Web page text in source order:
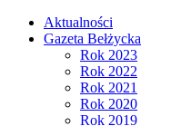
Aktualności
Gazeta Bełżycka
Rok 2023
Rok 2022
Rok 2021
Rok 2020
Rok 2019